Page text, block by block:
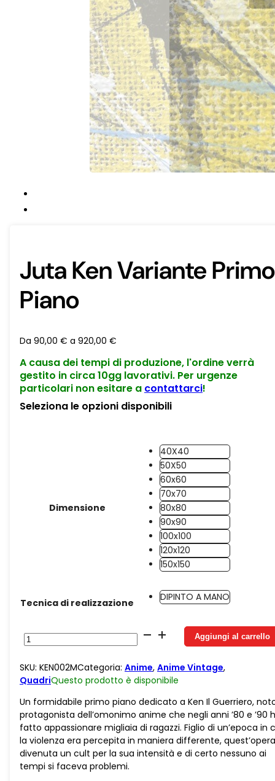
Juta Ken Variante Primo
Piano
Da 90,00 € a 920,00 €
A causa dei tempi di produzione, l'ordine verrà
gestito in circa 10gg lavorativi. Per urgenze
particolari non esitare a contattarci!
Seleziona le opzioni disponibili
Dimensione
40X40
50X50
60x60
70x70
80x80
90x90
100x100
120x120
150x150
Tecnica di realizzazione DIPINTO A MANO
Juta
Ken
Primo
Piano
quantità
Aggiungi al carrello
SKU: KEN002MCategoria: Anime, Anime Vintage,
QuadriQuesto prodotto è disponibile
Un formidabile primo piano dedicato a Ken Il Guerriero,
protagonista dell’omonimo anime che negli anni ’80 e ’90
fatto appassionare migliaia di ragazzi. Figlio di un’epoca in
la violenza era percepita in maniera differente,
divenuta un cult per la sua intensità e di certo nessuno ai
tempi si faceva problemi.